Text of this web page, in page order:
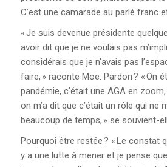
C’est une camarade au parlé franc
« Je suis devenue présidente
avoir dit que je ne voulais pas
considérais que je n’avais pas
faire, » raconte Moe. Pardon ? « On
pandémie, c’était une AGA en
on m’a dit que c’était un rôle qui ne
beaucoup de temps, » se souvient-
Pourquoi être restée ? « Le constat
y a une lutte à mener et je pense